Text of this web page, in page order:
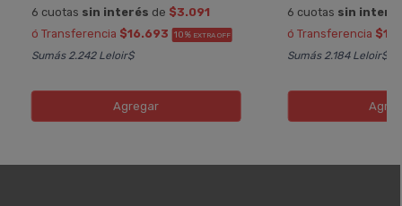
6 cuotas sin interés de $3.091
ó Transferencia $16.693 10% EXTRA OFF
Sumás 2.242 Leloir$
Agregar
6 cuotas sin
ó Transferencia
Sumás 2.184 Leloir$